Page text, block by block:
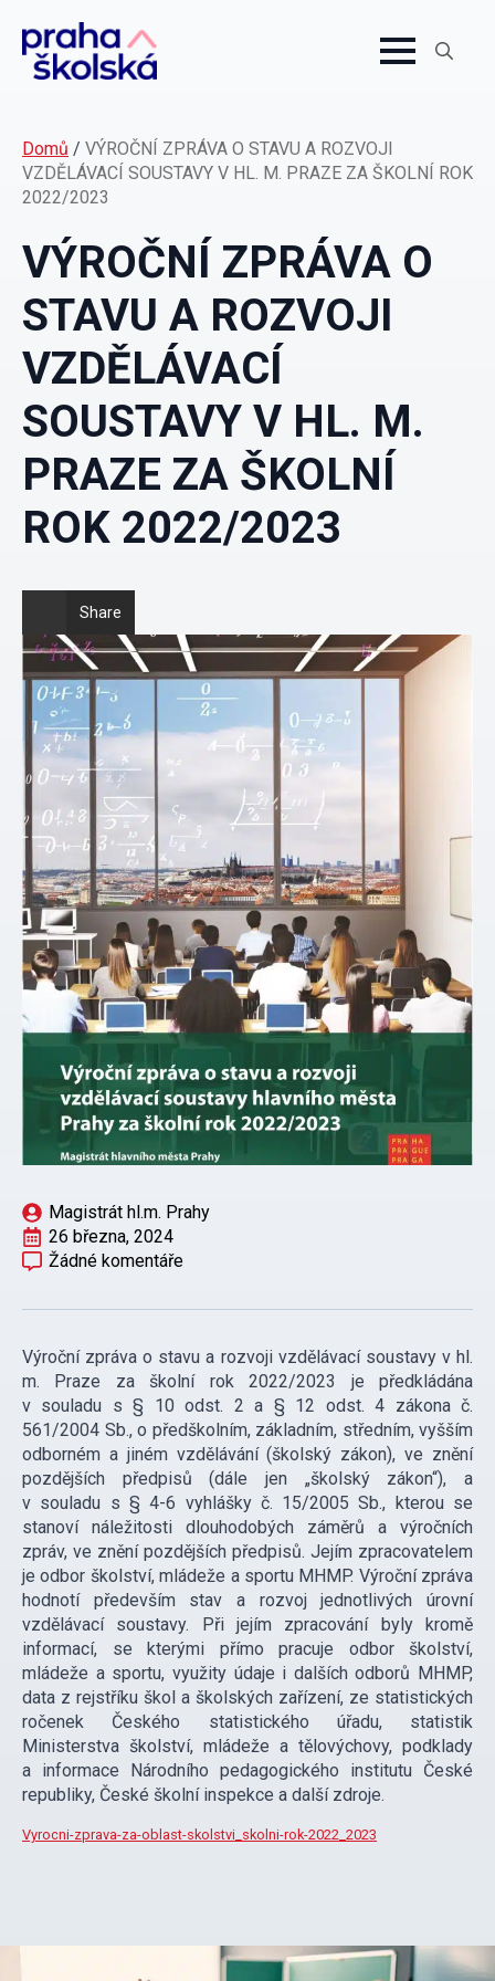
Domů / VÝROČNÍ ZPRÁVA O STAVU A ROZVOJI
VZDĚLÁVACÍ SOUSTAVY V HL. M. PRAZE ZA ŠKOLNÍ ROK
2022/2023
VÝROČNÍ ZPRÁVA O
STAVU A ROZVOJI
VZDĚLÁVACÍ
SOUSTAVY V HL. M.
PRAZE ZA ŠKOLNÍ
ROK 2022/2023
Share
Magistrát hl.m. Prahy
26 března, 2024
Žádné komentáře
Výroční zpráva o stavu a rozvoji vzdělávací soustavy v hl.
m. Praze za školní rok 2022/2023 je předkládána
v souladu s § 10 odst. 2 a § 12 odst. 4 zákona č.
561/2004 Sb., o předškolním, základním, středním, vyšším
odborném a jiném vzdělávání (školský zákon), ve znění
pozdějších předpisů (dále jen „školský zákon“), a
v souladu s § 4-6 vyhlášky č. 15/2005 Sb., kterou se
stanoví náležitosti dlouhodobých záměrů a výročních
zpráv, ve znění pozdějších předpisů. Jejím zpracovatelem
je odbor školství, mládeže a sportu MHMP. Výroční zpráva
hodnotí především stav a rozvoj jednotlivých úrovní
vzdělávací soustavy. Při jejím zpracování byly kromě
informací, se kterými přímo pracuje odbor školství,
mládeže a sportu, využity údaje i dalších odborů MHMP,
data z rejstříku škol a školských zařízení, ze statistických
ročenek Českého statistického úřadu, statistik
Ministerstva školství, mládeže a tělovýchovy, podklady
a informace Národního pedagogického institutu České
republiky, České školní inspekce a další zdroje.
Vyrocni-zprava-za-oblast-skolstvi_skolni-rok-2022_2023